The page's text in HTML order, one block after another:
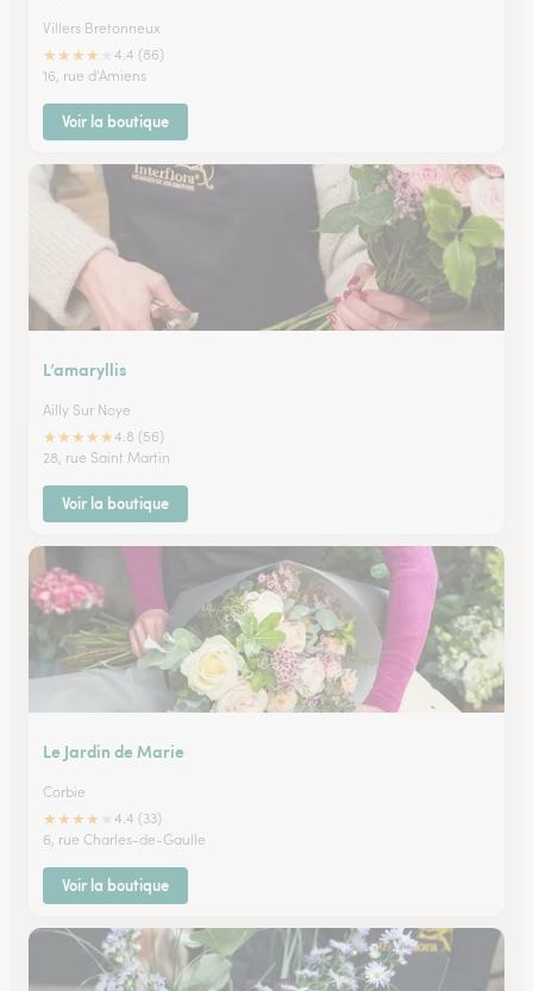
Villers Bretonneux
★★★★
4.4 (86)
16, rue d'Amiens
Voir la boutique
L’amaryllis
Ailly Sur Noye
★★★★★4.8 (56)
28, rue Saint Martin
Voir la boutique
Le Jardin de Marie
Corbie
★★★★
4.4 (33)
6, rue Charles-de-Gaulle
Voir la boutique